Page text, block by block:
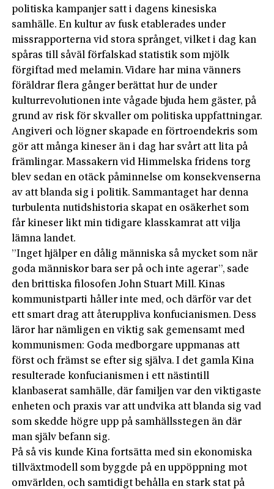
politiska kampanjer satt i dagens kinesiska
samhälle. En kultur av fusk etablerades under
missrapporterna vid stora språnget, vilket i dag kan
spåras till såväl förfalskad statistik som mjölk
förgiftad med melamin. Vidare har mina vänners
föräldrar flera gånger berättat hur de under
kulturrevolutionen inte vågade bjuda hem gäster, på
grund av risk för skvaller om politiska uppfattningar.
Angiveri och lögner skapade en förtroendekris som
gör att många kineser än i dag har svårt att lita på
främlingar. Massakern vid Himmelska fridens torg
blev sedan en otäck påminnelse om konsekvenserna
av att blanda sig i politik. Sammantaget har denna
turbulenta nutidshistoria skapat en osäkerhet som
får kineser likt min tidigare klasskamrat att vilja
lämna landet.
”Inget hjälper en dålig människa så mycket som när
goda människor bara ser på och inte agerar”, sade
den brittiska filosofen John Stuart Mill. Kinas
kommunistparti håller inte med, och därför var det
ett smart drag att återuppliva konfucianismen. Dess
läror har nämligen en viktig sak gemensamt med
kommunismen: Goda medborgare uppmanas att
först och främst se efter sig själva. I det gamla Kina
resulterade konfucianismen i ett nästintill
klanbaserat samhälle, där familjen var den viktigaste
enheten och praxis var att undvika att blanda sig vad
som skedde högre upp på samhällsstegen än där
man själv befann sig.
På så vis kunde Kina fortsätta med sin ekonomiska
tillväxtmodell som byggde på en uppöppning mot
omvärlden, och samtidigt behålla en stark stat på